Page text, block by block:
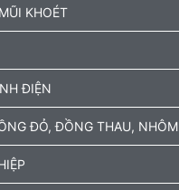
KHOÉT
ĐIỆN
ĐỎ, ĐỒNG THAU, NHÔM